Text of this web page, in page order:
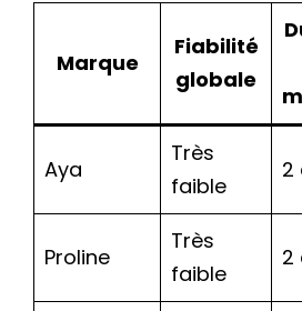
Marque
Fiabilité
globale
Aya
Très
faible
2
Proline
Très
faible
2